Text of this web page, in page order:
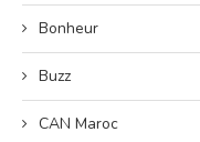
Bonheur
Buzz
CAN Maroc